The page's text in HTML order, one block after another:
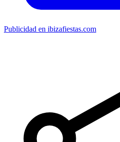
Publicidad en ibizafiestas.com